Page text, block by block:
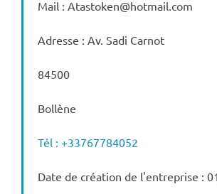
Mail : Atastoken@hotmail.com
Adresse : Av. Sadi Carnot
84500
Bollène
Tél : +33767784052
Date de création de l'entreprise :